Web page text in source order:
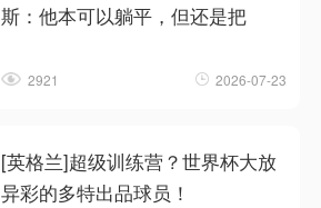
斯：他本可以躺平，但还是把
2921 2026-07-23
[英格兰]超级训练营？世界杯大放
异彩的多特出品球员！